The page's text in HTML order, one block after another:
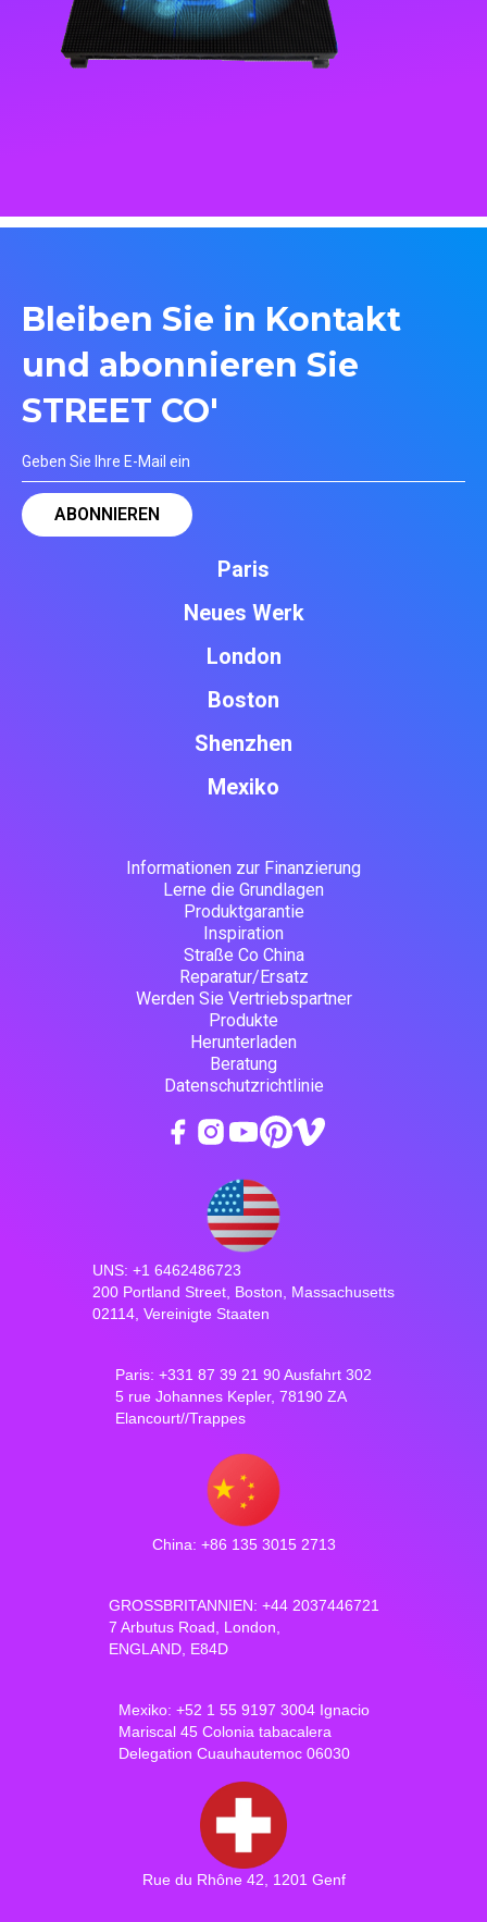
Bleiben Sie in Kontakt
und abonnieren Sie
STREET CO'
Paris
Neues Werk
London
Boston
Shenzhen
Mexiko
Informationen zur Finanzierung
Lerne die Grundlagen
Produktgarantie
Inspiration
Straße Co China
Reparatur/Ersatz
Werden Sie Vertriebspartner
Produkte
Herunterladen
Beratung
Datenschutzrichtlinie
UNS: +1 6462486723
200 Portland Street, Boston, Massachusetts
02114, Vereinigte Staaten
Paris: +331 87 39 21 90 Ausfahrt 302
5 rue Johannes Kepler, 78190 ZA
Elancourt//Trappes
China: +86 135 3015 2713
GROSSBRITANNIEN: +44 2037446721
7 Arbutus Road, London,
ENGLAND, E84D
Mexiko: +52 1 55 9197 3004 Ignacio
Mariscal 45 Colonia tabacalera
Delegation Cuauhautemoc 06030
Rue du Rhône 42, 1201 Genf